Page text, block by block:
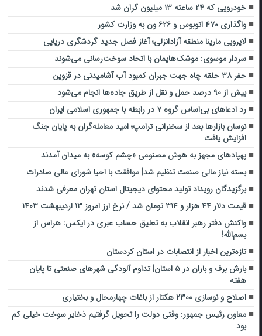
خودرویی که ۲۴ ساعته ۱۳ میلیون گران شد
واگذاری ۴۷۰ اتوبوس و ۶۲۶ ون به وزارت کشور
لایروبی مارینا منطقه آزادانزلی؛ آغاز فصل جدید گردشگری دریایی
سردار موسوی: موشک‌هایمان با اتحاد سوخت‌رسانی می‌شوند
حفر ۳۸ حلقه چاه جهت جبران کمبود آب آشامیدنی در قزوین
بیش از ۹۰ درصد حمل و نقل از طریق جاده‌ها انجام می‌شود
رد ادعاهای بی‌اساس گروه ۷ در رابطه با جمهوری اسلامی ایران
نوسان بازار‌ها بعد از سخنرانی ترامپ؛ امید معامله‌گران به پایان جنگ
افزایش یافت
پهپادهای مجهز به هوش مصنوعی «چشم کوسه» به میدان آمدند
بسته نیاز مالی صنعت تنظیم شد| موافقت با احیا شورای عالی صادرات
برگزیدگان رویداد تولید محتوای دیجیتال استان تهران معرفی شدند
قیمت دلار ۴۴ هزار و ۳۱۴ تومان شد / نرخ ارز امروز ۱۳ اردیبهشت ۱۴۰۳
واکنش دفتر رهبر انقلاب به تعلیق حساب عبری در ایکس: هراس از
بسم‌الله!
تازه‌ترین اخبار از انتصابات در استان کردستان
بارش برف و باران در ۵ استان| تداوم آلودگی شهرهای صنعتی تا پایان
هفته
اصلاح و نوسازی ۲۳۰۰ هکتار از باغات چهارمحال و بختیاری
معاون رئیس جمهور: وقتی دولت را تحویل گرفتیم ذخایر سوخت خیلی کم
بود